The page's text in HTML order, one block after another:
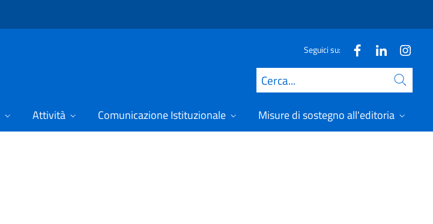
Seguici su:
Cerca
Attività Comunicazione Istituzionale Misure di sostegno all'editoria